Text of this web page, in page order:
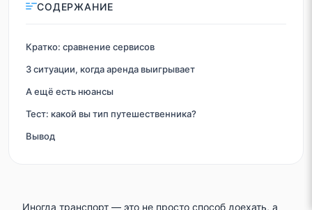
СОДЕРЖАНИЕ
Кратко: сравнение сервисов
3 ситуации, когда аренда выигрывает
А ещё есть нюансы
Тест: какой вы тип путешественника?
Вывод
Иногда транспорт — это не просто способ доехать, а